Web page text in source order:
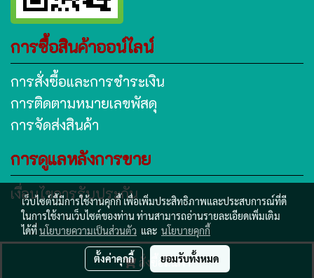
สั่งซื้อสินค้า
การซื้อสินค้าออน์ไลน์
การสั่งซื้อและการชำระเงิน
การติดตามหมายเลขพัสดุ
การจัดส่งสินค้า
การดูแลหลังการขาย
เงื่อนไขการรับประกัน
www.subtanyanan.com
เว็บไซต์นี้มีการใช้งานคุกกี้ เพื่อเพิ่มประสิทธิภาพและประสบการณ์ที่ดี
ในการใช้งานเว็บไซต์ของท่าน ท่านสามารถอ่านรายละเอียดเพิ่มเติม
ได้ที่นโยบายความเป็นส่วนตัว และ นโยบายคุกกี้
ตั้งค่าคุกกี้ ยอมรับทั้งหมด